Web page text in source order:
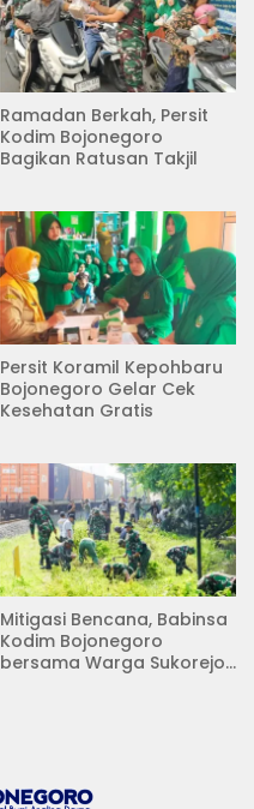
Ramadan Berkah, Persit
Kodim Bojonegoro
Bagikan Ratusan Takjil
Persit Koramil Kepohbaru
Bojonegoro Gelar Cek
Kesehatan Gratis
Mitigasi Bencana, Babinsa
Kodim Bojonegoro
bersama Warga Sukorejo